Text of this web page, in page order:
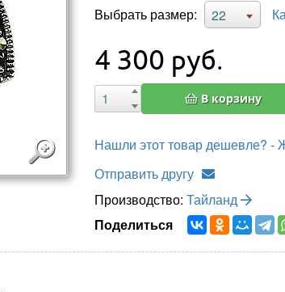
Выбрать размер:
22
4 300 руб.
В корзину
Нашли этот товар дешевле? -
Отправить другу
Производство: Тайланд
Поделиться